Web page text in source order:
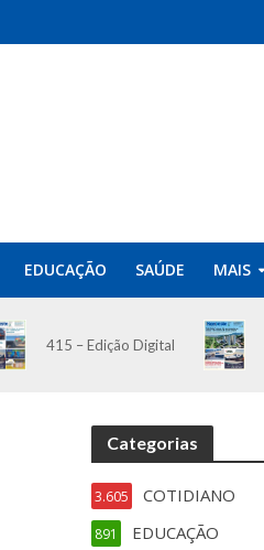
EDUCAÇÃO SAÚDE MAIS
415 – Edição Digital
Categorias
COTIDIANO
3.605
EDUCAÇÃO
891